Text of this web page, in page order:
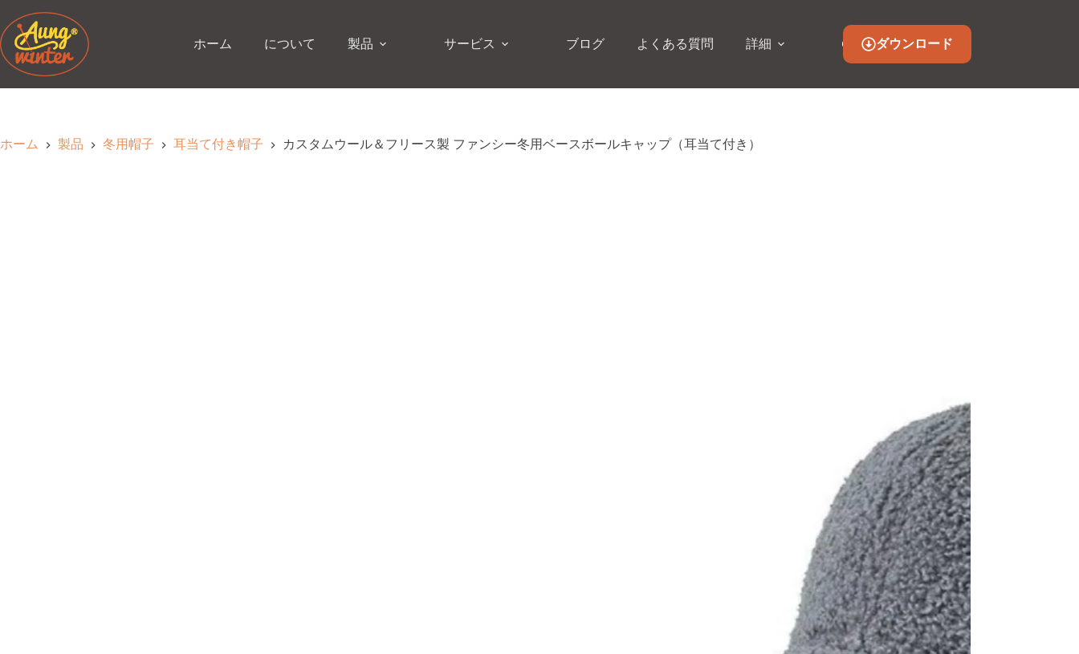
ン
テ
ン
へ
ッ
ホーム について 製品 サービス ブログ よくある質問 詳細 ダウンロード
ホーム 製品 冬用帽子 耳当て付き帽子 カスタムウール＆フリース製 ファンシー冬用ベースボールキャップ（耳当て付き）